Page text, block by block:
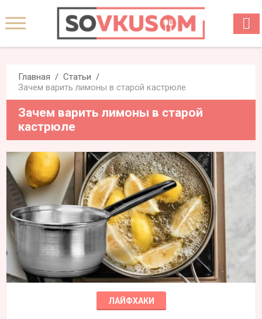
Главная
Статьи
Зачем варить лимоны в старой кастрюле
Зачем варить лимоны в старой
кастрюле
ЛАЙФХАКИ